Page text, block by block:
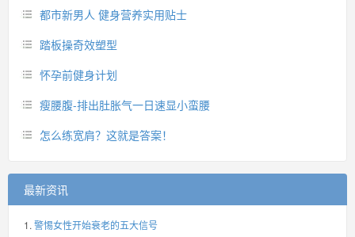
都市新男人 健身营养实用贴士
踏板操奇效塑型
怀孕前健身计划
瘦腰腹-排出肚胀气一日速显小蛮腰
怎么练宽肩？这就是答案！
最新资讯
警惕女性开始衰老的五大信号